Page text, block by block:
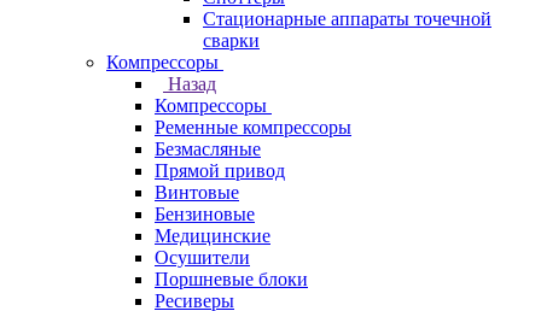
Стационарные аппараты точечной
сварки
Компрессоры
Назад
Компрессоры
Ременные компрессоры
Безмасляные
Прямой привод
Винтовые
Бензиновые
Медицинские
Осушители
Поршневые блоки
Ресиверы